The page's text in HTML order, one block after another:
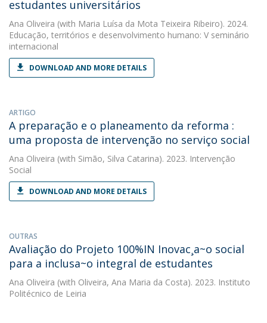
estudantes universitários
Ana Oliveira (with Maria Luísa da Mota Teixeira Ribeiro). 2024.
Educação, territórios e desenvolvimento humano: V seminário
internacional
DOWNLOAD AND MORE DETAILS
ARTIGO
A preparação e o planeamento da reforma :
uma proposta de intervenção no serviço social
Ana Oliveira (with Simão, Silva Catarina). 2023. Intervenção
Social
DOWNLOAD AND MORE DETAILS
OUTRAS
Avaliação do Projeto 100%IN Inovac¸a~o social
para a inclusa~o integral de estudantes
Ana Oliveira (with Oliveira, Ana Maria da Costa). 2023. Instituto
Politécnico de Leiria